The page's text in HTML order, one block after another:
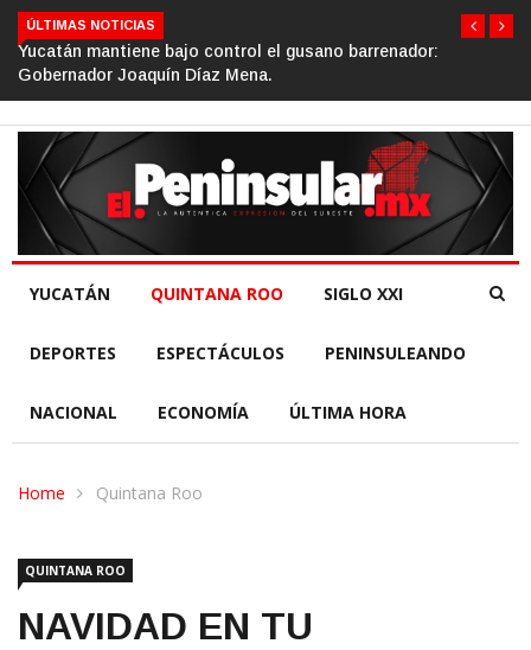
ÚLTIMAS NOTICIAS
Gino Segura impulsa el turismo comunitario desde el
de la República.
YUCATÁN QUINTANA ROO SIGLO XXI
DEPORTES ESPECTÁCULOS PENINSULEANDO
NACIONAL ECONOMÍA ÚLTIMA HORA
Home Quintana Roo
QUINTANA ROO
NAVIDAD EN TU